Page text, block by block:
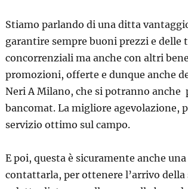
Stiamo parlando di una ditta
garantire sempre buoni prezzi e delle
concorrenziali ma anche con altri
promozioni, offerte e dunque anche
Neri A Milano, che si potranno anche
bancomat. La migliore agevolazione,
servizio ottimo sul campo.
E poi, questa è sicuramente anche
contattarla, per ottenere l’arrivo